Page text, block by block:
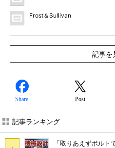
Frost＆Sullivan
記事を
Share Post
記事ランキング
「取りあえずボル